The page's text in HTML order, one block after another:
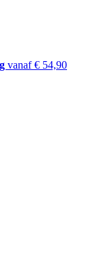
vanaf € 54,90